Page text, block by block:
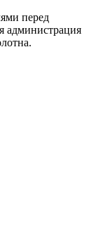
перед
администрация